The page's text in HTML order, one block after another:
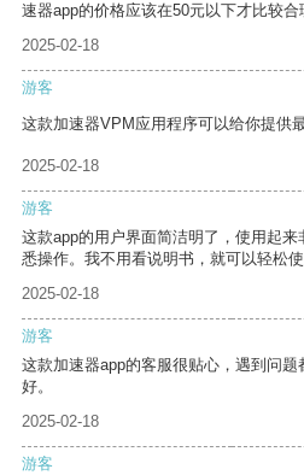
速器app的价格应该在50元以下才比较合
2025-02-18
游客
这款加速器VPM应用程序可以给你提供
2025-02-18
游客
这款app的用户界面简洁明了，使用起
悉操作。我不用看说明书，就可以轻松使
2025-02-18
游客
这款加速器app的客服很贴心，遇到问
好。
2025-02-18
游客